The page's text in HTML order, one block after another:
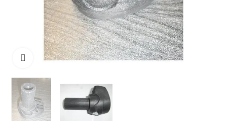
Cliquez pour agrandir